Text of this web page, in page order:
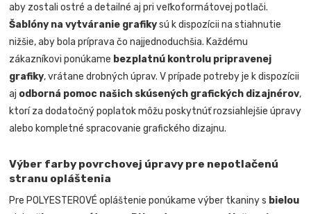
aby zostali ostré a detailné aj pri veľkoformátovej potlači.
Šablóny na vytváranie grafikysú k dispozícii na stiahnutie
nižšie, aby bola príprava čo najjednoduchšia. Každému
zákazníkovi ponúkame bezplatnú kontrolu pripravenej
grafiky, vrátane drobných úprav. V prípade potreby je k dispozícii
aj odborná pomoc našich skúsených grafických dizajnérov,
ktorí za dodatočný poplatok môžu poskytnúť rozsiahlejšie úpravy
alebo kompletné spracovanie grafického dizajnu.
Výber farby povrchovej úpravy pre nepotlačenú
stranu opláštenia
Pre POLYESTEROVÉ opláštenie ponúkame výber tkaniny s bielou